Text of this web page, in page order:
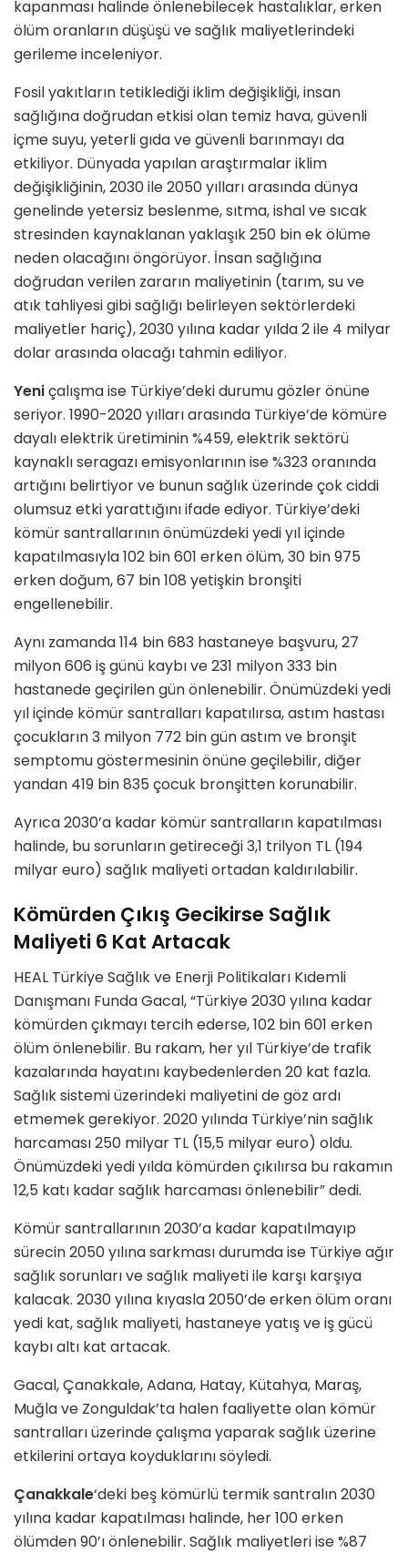
kapanması halinde önlenebilecek hastalıklar, erken
ölüm oranların düşüşü ve sağlık maliyetlerindeki
gerileme inceleniyor.
Fosil yakıtların tetiklediği iklim değişikliği, insan
sağlığına doğrudan etkisi olan temiz hava, güvenli
içme suyu, yeterli gıda ve güvenli barınmayı da
etkiliyor. Dünyada yapılan araştırmalar iklim
değişikliğinin, 2030 ile 2050 yılları arasında dünya
genelinde yetersiz beslenme, sıtma, ishal ve sıcak
stresinden kaynaklanan yaklaşık 250 bin ek ölüme
neden olacağını öngörüyor. İnsan sağlığına
doğrudan verilen zararın maliyetinin (tarım, su ve
atık tahliyesi gibi sağlığı belirleyen sektörlerdeki
maliyetler hariç), 2030 yılına kadar yılda 2 ile 4 milyar
dolar arasında olacağı tahmin ediliyor.
Yeniçalışma ise Türkiye’deki durumu gözler önüne
seriyor. 1990-2020 yılları arasında Türkiye’de kömüre
dayalı elektrik üretiminin %459, elektrik sektörü
kaynaklı seragazı emisyonlarının ise %323 oranında
artığını belirtiyor ve bunun sağlık üzerinde çok ciddi
olumsuz etki yarattığını ifade ediyor. Türkiye’deki
kömür santrallarının önümüzdeki yedi yıl içinde
kapatılmasıyla 102 bin 601 erken ölüm, 30 bin 975
erken doğum, 67 bin 108 yetişkin bronşiti
engellenebilir.
Aynı zamanda 114 bin 683 hastaneye başvuru, 27
milyon 606 iş günü kaybı ve 231 milyon 333 bin
hastanede geçirilen gün önlenebilir. Önümüzdeki yedi
yıl içinde kömür santralları kapatılırsa, astım hastası
çocukların 3 milyon 772 bin gün astım ve bronşit
semptomu göstermesinin önüne geçilebilir, diğer
yandan 419 bin 835 çocuk bronşitten korunabilir.
Ayrıca 2030’a kadar kömür santralların kapatılması
halinde, bu sorunların getireceği 3,1 trilyon TL (194
milyar euro) sağlık maliyeti ortadan kaldırılabilir.
Kömürden Çıkış Gecikirse Sağlık
Maliyeti 6 Kat Artacak
HEAL Türkiye Sağlık ve Enerji Politikaları Kıdemli
Danışmanı Funda Gacal, “Türkiye 2030 yılına kadar
kömürden çıkmayı tercih ederse, 102 bin 601 erken
ölüm önlenebilir. Bu rakam, her yıl Türkiye’de trafik
kazalarında hayatını kaybedenlerden 20 kat fazla.
Sağlık sistemi üzerindeki maliyetini de göz ardı
etmemek gerekiyor. 2020 yılında Türkiye’nin sağlık
harcaması 250 milyar TL (15,5 milyar euro) oldu.
Önümüzdeki yedi yılda kömürden çıkılırsa bu rakamın
12,5 katı kadar sağlık harcaması önlenebilir” dedi.
Kömür santrallarının 2030’a kadar kapatılmayıp
sürecin 2050 yılına sarkması durumda ise Türkiye ağır
sağlık sorunları ve sağlık maliyeti ile karşı karşıya
kalacak. 2030 yılına kıyasla 2050’de erken ölüm oranı
yedi kat, sağlık maliyeti, hastaneye yatış ve iş gücü
kaybı altı kat artacak.
Gacal, Çanakkale, Adana, Hatay, Kütahya, Maraş,
Muğla ve Zonguldak’ta halen faaliyette olan kömür
santralları üzerinde çalışma yaparak sağlık üzerine
etkilerini ortaya koyduklarını söyledi.
Çanakkale‘deki beş kömürlü termik santralın 2030
yılına kadar kapatılması halinde, her 100 erken
ölümden 90’ı önlenebilir. Sağlık maliyetleri ise %87